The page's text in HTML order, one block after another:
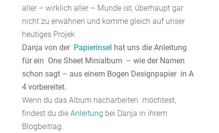
aller – wirklich aller – Munde ist, überhaupt gar
nicht zu erwähnen und komme gleich auf unser
heutiges Projek
Danja von der Papierinsel hat uns die Anleitung
für ein One Sheet Minialbum – wie der Namen
schon sagt – aus einem Bogen Designpapier in A
4 vorbereitet.
Wenn du das Album nacharbeiten möchtest,
findest du die Anleitung bei Danja in ihrem
Blogbeitrag.